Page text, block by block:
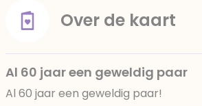
Over de kaart
Al 60 jaar een geweldig paar
Al 60 jaar een geweldig paar!